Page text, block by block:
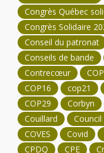
Congrès Québec
Congrès Solidaire
Conseil du patronat
Conseils de bande
Contrecœur
COP
COP16
cop21
COP29
Corbyn
Couillard
COVES
Covid
CPDQ
CPE